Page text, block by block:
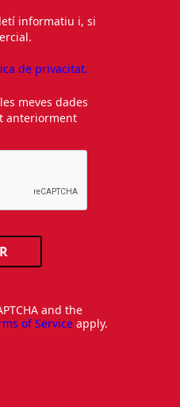
informatiu i, si
de privacitat.
meves dades
anteriorment
and the
of Service apply.